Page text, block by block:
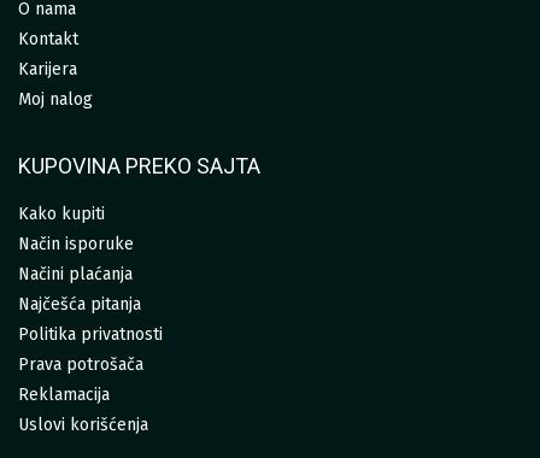
O nama
Kontakt
Karijera
Moj nalog
KUPOVINA PREKO SAJTA
Kako kupiti
Način isporuke
Načini plaćanja
Najčešća pitanja
Politika privatnosti
Prava potrošača
Reklamacija
Uslovi korišćenja